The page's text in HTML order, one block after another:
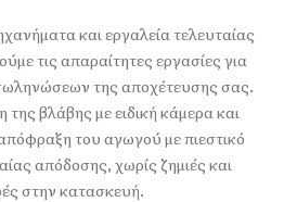
και εργαλεία τελευταίας
τις απαραίτητες εργασίες για
της αποχέτευσης σας.
βλάβης με ειδική κάμερα και
του αγωγού με πιεστικό
απόδοσης, χωρίς ζημιές και
στην κατασκευή.